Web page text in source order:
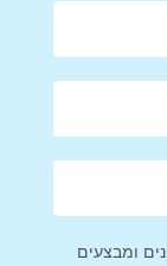
ומבצעים